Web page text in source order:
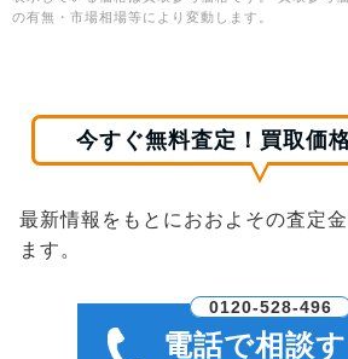
の有無・市場相場等により変動します。
今すぐ無料査定！買取価
最新情報をもとにおおよその査定
ます。
0120-528-496
電話で相談